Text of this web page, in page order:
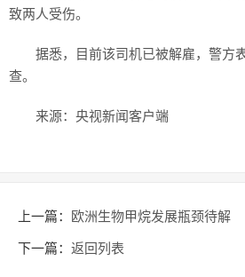
历史
美食
情感
致两人受伤。
据悉，目前该司机已被解雇，警方
查。
来源：央视新闻客户端
上一篇： 欧洲生物甲烷发展瓶颈待解
下一篇： 返回列表